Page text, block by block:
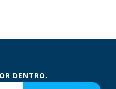
DENTRO.